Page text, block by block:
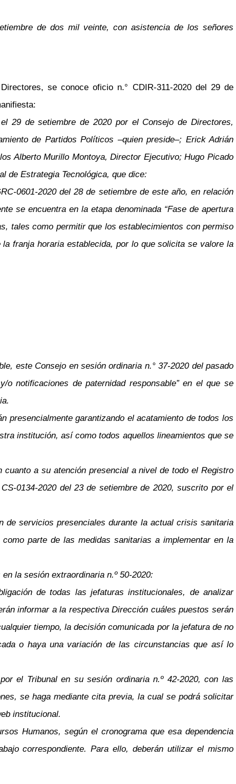
de dos mil veinte, con asistencia de los señores
se conoce oficio n.° CDIR-311-2020 del 29 de
29 de setiembre de 2020 por el Consejo de Directores,
de Partidos Políticos –quien preside–; Erick Adrián
Alberto Murillo Montoya, Director Ejecutivo; Hugo Picado
de Estrategia Tecnológica, que dice:
0601-2020 del 28 de setiembre de este año, en relación
se encuentra en la etapa denominada “Fase de apertura
tales como permitir que los establecimientos con permiso
franja horaria establecida, por lo que solicita se valore la
este Consejo en sesión ordinaria n.° 37-2020 del pasado
notificaciones de paternidad responsable” en el que se
presencialmente garantizando el acatamiento de todos los
institución, así como todos aquellos lineamientos que se
a su atención presencial a nivel de todo el Registro
0134-2020 del 23 de setiembre de 2020, suscrito por el
de servicios presenciales durante la actual crisis sanitaria
parte de las medidas sanitarias a implementar en la
la sesión extraordinaria n.º 50-2020:
de todas las jefaturas institucionales, de analizar
informar a la respectiva Dirección cuáles puestos serán
tiempo, la decisión comunicada por la jefatura de no
o haya una variación de las circunstancias que así lo
el Tribunal en su sesión ordinaria n.º 42-2020, con las
se haga mediante cita previa, la cual se podrá solicitar
institucional.
Humanos, según el cronograma que esa dependencia
correspondiente. Para ello, deberán utilizar el mismo